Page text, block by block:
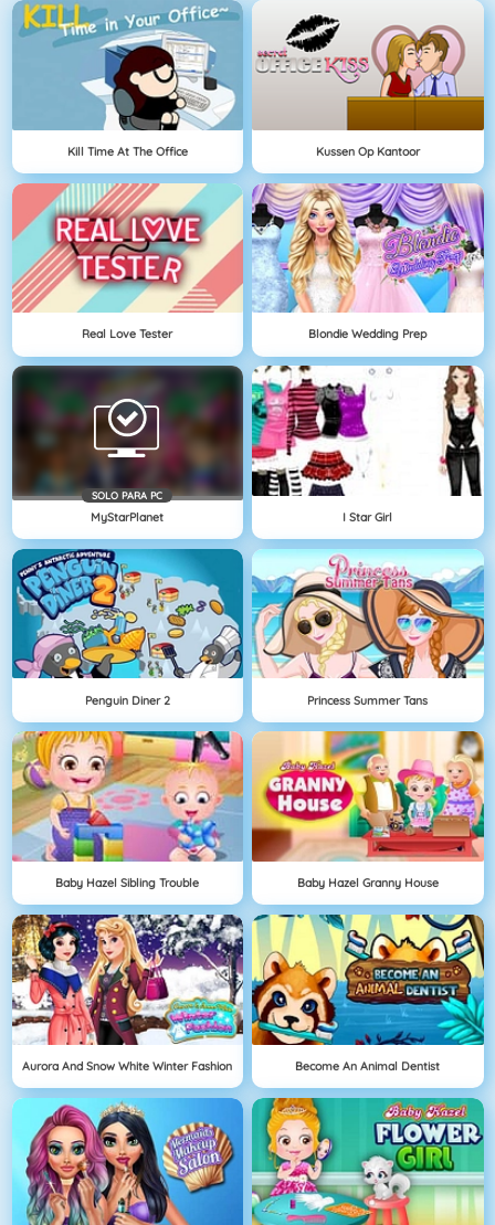
Kill Time At The Office Kussen Op Kantoor
Real Love Tester Blondie Wedding Prep
SOLO PARA PC
MyStarPlanet I Star Girl
Penguin Diner 2 Princess Summer Tans
Baby Hazel Sibling Trouble Baby Hazel Granny House
Aurora And Snow White Winter Fashion Become An Animal Dentist